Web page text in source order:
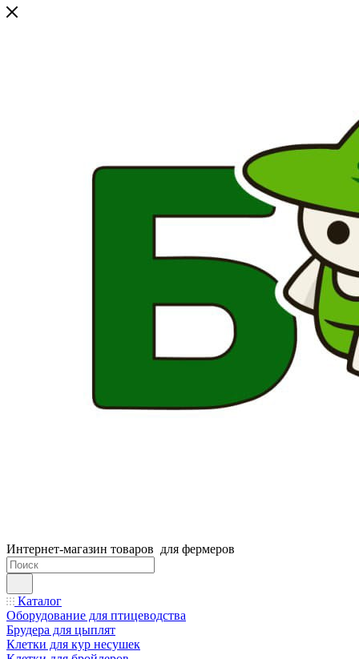
Интернет-магазин товаров для фермеров
Каталог
Оборудование для птицеводства
Брудера для цыплят
Клетки для кур несушек